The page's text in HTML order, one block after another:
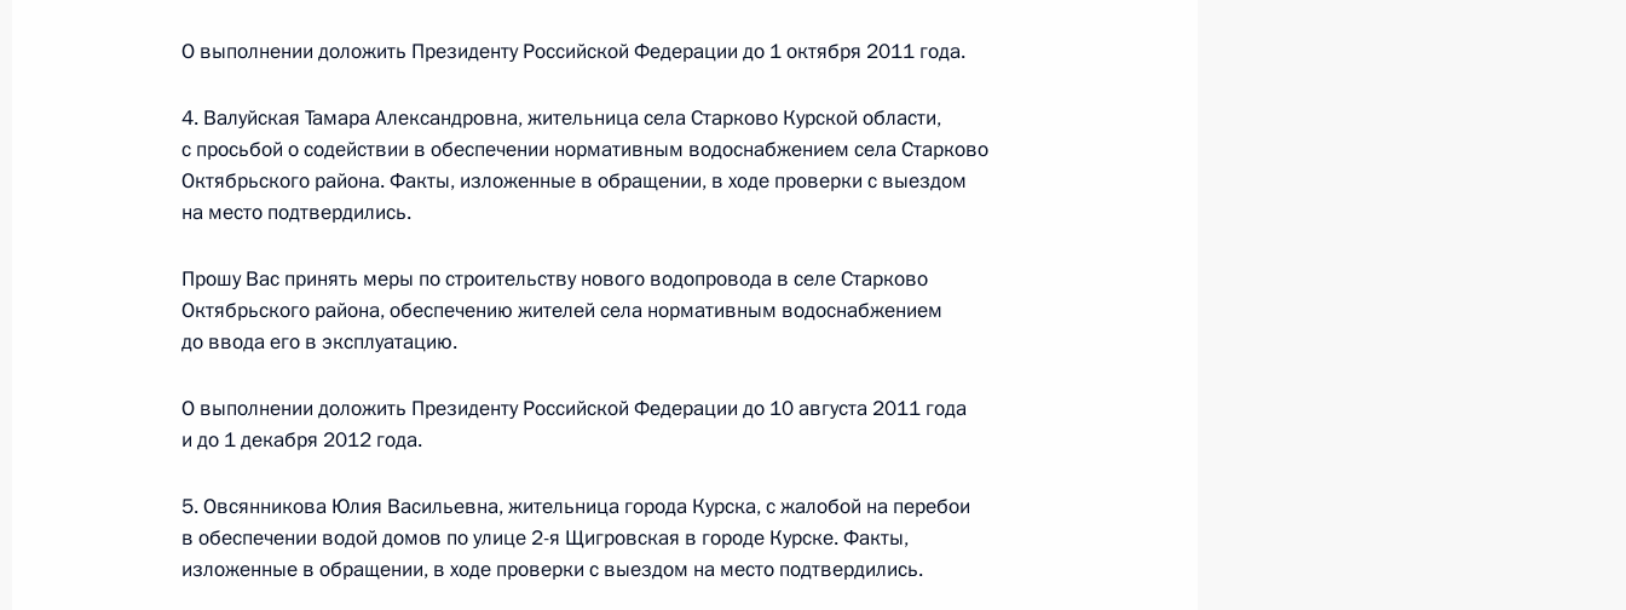
Работа мобильной приёмной в Нижегородской области
2 августа мобильная приёмная Президента будет работать в Ярославской области
2 августа мобильная приёмная Президента будет работать в Нижнем Новгороде
1 августа 2011 года, понедельник
Перечень поручений по итогам работы мобильной приёмной Президента
в Пермском крае
О выполнении доложить Президенту Российской Федерации до 1 октября 2011 года.
4. Валуйская Тамара Александровна, жительница села Старково Курской области,
с просьбой о содействии в обеспечении нормативным водоснабжением села Старково
Октябрьского района. Факты, изложенные в обращении, в ходе проверки с выездом
на место подтвердились.
Прошу Вас принять меры по строительству нового водопровода в селе Старково
Октябрьского района, обеспечению жителей села нормативным водоснабжением
до ввода его в эксплуатацию.
О выполнении доложить Президенту Российской Федерации до 10 августа 2011 года
и до 1 декабря 2012 года.
5. Овсянникова Юлия Васильевна, жительница города Курска, с жалобой на перебои
в обеспечении водой домов по улице 2-я Щигровская в городе Курске. Факты,
изложенные в обращении, в ходе проверки с выездом на место подтвердились.